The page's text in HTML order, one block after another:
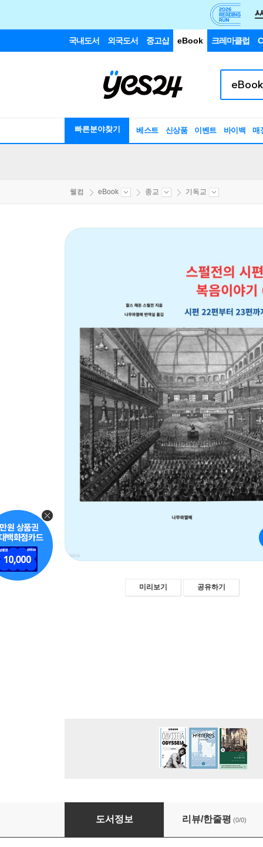
국내도서 외국도서 중고샵 eBook 크레마클럽
빠른분야찾기 베스트 신상품 이벤트 바이백 매
웰컴 eBook 종교 기독교
미리보기 공유하기
스펄전의 시편의 복음이야기 6
도서정보 리뷰/한줄평 (0/0)